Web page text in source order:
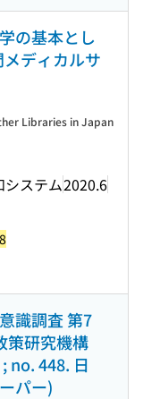
の基本とし
ディカルサ
システム2020.6
Libraries in Japan
識調査 第7
策研究機構
no. 448. 日
パー)